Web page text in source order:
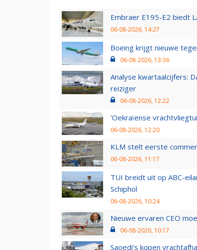
Embraer E195-E2 biedt
06-08-2026, 14:27
Boeing krijgt nieuwe
06-08-2026, 13:36
Analyse kwartaalcijfers:
reiziger
06-08-2026, 12:22
'Oekraïense
06-08-2026, 12:20
KLM stelt eerste
06-08-2026, 11:17
TUI breidt uit op ABC-
Schiphol
06-08-2026, 10:24
Nieuwe ervaren CEO
06-08-2026, 10:17
Saoedi’s kopen